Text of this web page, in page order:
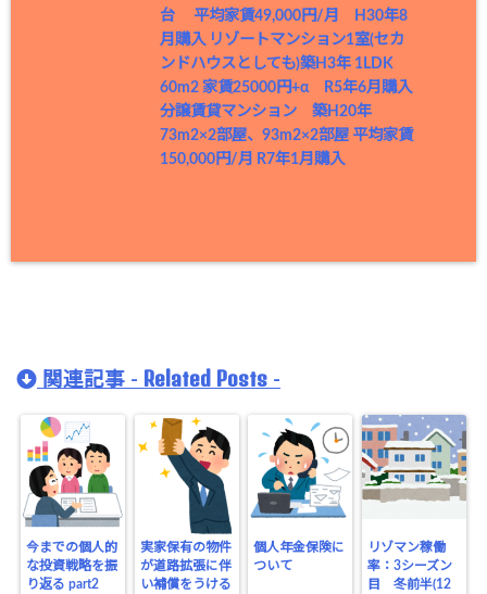
台 平均家賃49,000円/月 H30年8
月購入 リゾートマンション1室(セカ
ンドハウスとしても)築H3年 1LDK
60m2 家賃25000円+α R5年6月購入
分譲賃貸マンション 築H20年
73m2×2部屋、93m2×2部屋 平均家賃
150,000円/月 R7年1月購入
関連記事 - Related Posts -
今までの個人的
な投資戦略を振
り返る part2
実家保有の物件
が道路拡張に伴
い補償をうける
個人年金保険に
ついて
リゾマン稼働
率：3シーズン
目 冬前半(12